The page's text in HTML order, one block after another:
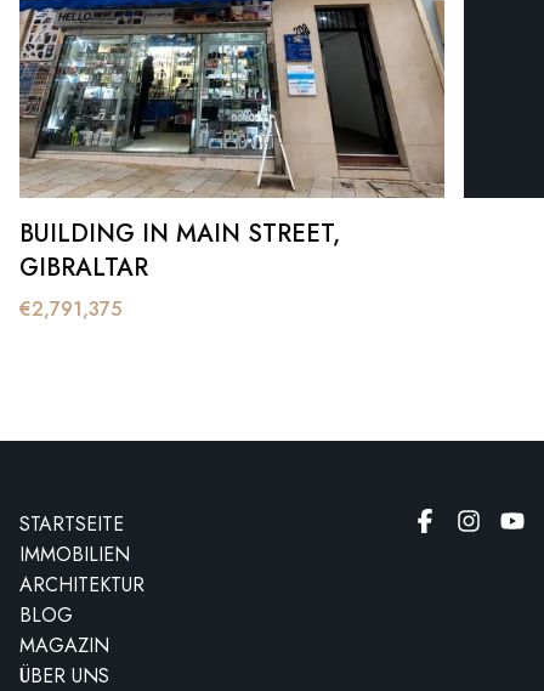
BUILDING IN MAIN STREET,
GIBRALTAR
€2,791,375
STARTSEITE
IMMOBILIEN
ARCHITEKTUR
BLOG
MAGAZIN
ÜBER UNS